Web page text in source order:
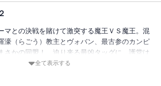
て日本のカンピオーネ草薙護堂。七人の魔王が
つてない戦いが幕を開ける！ 魔王ＶＳ魔
で魅惑の魔王内戦が、今始まる!!
マとの決戦を賭けて激突する魔王ＶＳ魔王。混
濠（らごう）教主とヴォバン、最古参のカンピ
さかの同盟！ 迫り来る最凶タッグに、護堂は
だドニと共にこれを迎え撃つ！ 一方、ラーマ
全て表示する